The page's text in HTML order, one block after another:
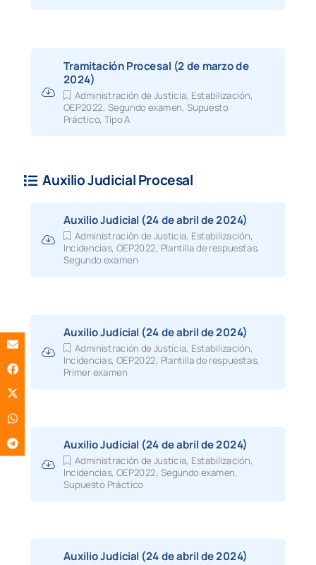
Tramitación Procesal (2 de marzo de
2024)
Administración de Justicia, Estabilización,
OEP2022, Segundo examen, Supuesto
Práctico, Tipo A
Auxilio Judicial Procesal
Auxilio Judicial (24 de abril de 2024)
Administración de Justicia, Estabilización,
Incidencias, OEP2022, Plantilla de respuestas,
Segundo examen
Auxilio Judicial (24 de abril de 2024)
Administración de Justicia, Estabilización,
Incidencias, OEP2022, Plantilla de respuestas,
Primer examen
Auxilio Judicial (24 de abril de 2024)
Administración de Justicia, Estabilización,
Incidencias, OEP2022, Segundo examen,
Supuesto Práctico
Auxilio Judicial (24 de abril de 2024)